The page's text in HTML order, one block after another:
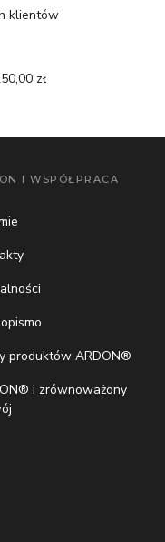
klientów
zł
I WSPÓŁPRACA
produktów ARDON®
i zrównoważony